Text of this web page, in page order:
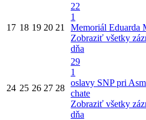
17 18 19 20 21
22
1
Memoriál Eduarda
Zobraziť všetky
dňa
24 25 26 27 28
29
1
oslavy SNP pri
chate
Zobraziť všetky
dňa